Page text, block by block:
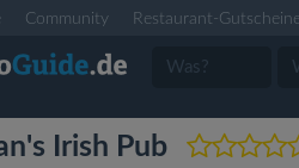
Community Restaurant-Gutscheine
Irish Pub